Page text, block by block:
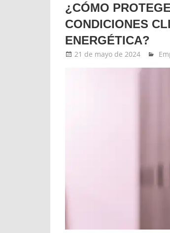
¿CÓMO
CONDICIONES
ENERGÉTICA?
21 de mayo de 2024